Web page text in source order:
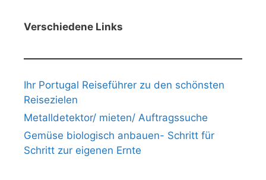
Verschiedene Links
Ihr Portugal Reiseführer zu den schönsten
Reisezielen
Metalldetektor/ mieten/ Auftragssuche
Gemüse biologisch anbauen- Schritt für
Schritt zur eigenen Ernte